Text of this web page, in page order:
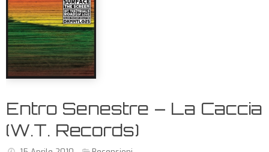
Entro Senestre – La Caccia
(W.T. Records)